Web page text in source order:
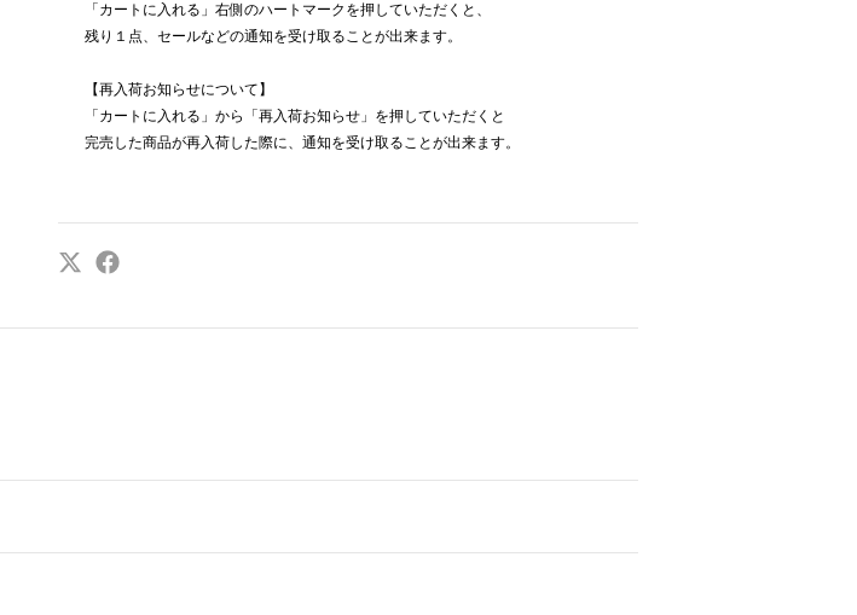
「カートに入れる」右側のハートマークを押していただくと、
残り１点、セールなどの通知を受け取ることが出来ます。
【再入荷お知らせについて】
「カートに入れる」から「再入荷お知らせ」を押していただくと
完売した商品が再入荷した際に、通知を受け取ることが出来ます。